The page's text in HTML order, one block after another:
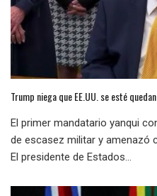
Trump niega que EE.UU. se esté
El primer mandatario yanqui
de escasez militar y amenazó
El presidente de Estados...